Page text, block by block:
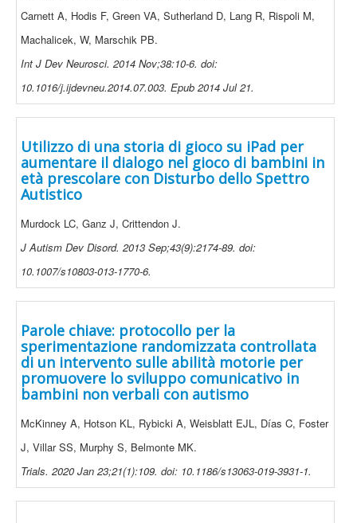
Carnett A, Hodis F, Green VA, Sutherland D, Lang R, Rispoli M,
Machalicek, W, Marschik PB.
Int J Dev Neurosci. 2014 Nov;38:10-6. doi:
10.1016/j.ijdevneu.2014.07.003. Epub 2014 Jul 21.
Utilizzo di una storia di gioco su iPad per
aumentare il dialogo nel gioco di bambini in
età prescolare con Disturbo dello Spettro
Autistico
Murdock LC, Ganz J, Crittendon J.
J Autism Dev Disord. 2013 Sep;43(9):2174-89. doi:
10.1007/s10803-013-1770-6.
Parole chiave: protocollo per la
sperimentazione randomizzata controllata
di un intervento sulle abilità motorie per
promuovere lo sviluppo comunicativo in
bambini non verbali con autismo
McKinney A, Hotson KL, Rybicki A, Weisblatt EJL, Días C, Foster
J, Villar SS, Murphy S, Belmonte MK.
Trials. 2020 Jan 23;21(1):109. doi: 10.1186/s13063-019-3931-1.